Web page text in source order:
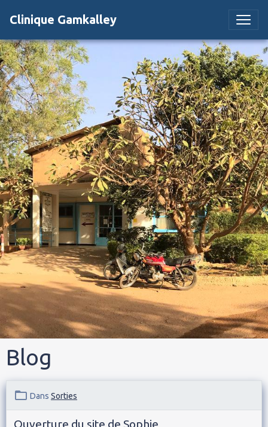
Clinique Gamkalley
Blog
Dans Sorties
Ouverture du site de Sophie